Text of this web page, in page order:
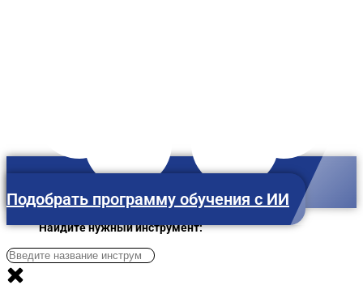
Подобрать программу обучения с ИИ
Найдите нужный инструмент: